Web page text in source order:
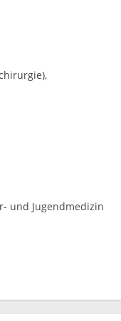
und Jugendmedizin